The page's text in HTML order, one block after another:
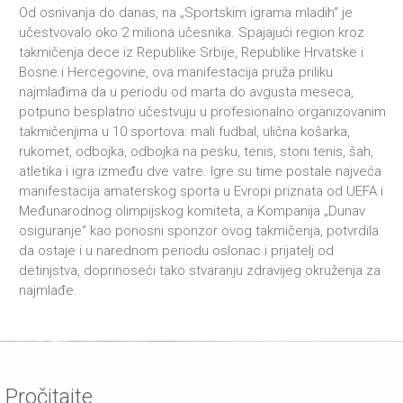
Od osnivanja do danas, na „Sportskim igrama mladih“ je
učestvovalo oko 2 miliona učesnika. Spajajući region kroz
takmičenja dece iz Republike Srbije, Republike Hrvatske i
Bosne i Hercegovine, ova manifestacija pruža priliku
najmlađima da u periodu od marta do avgusta meseca,
potpuno besplatno učestvuju u profesionalno organizovanim
takmičenjima u 10 sportova: mali fudbal, ulična košarka,
rukomet, odbojka, odbojka na pesku, tenis, stoni tenis, šah,
atletika i igra između dve vatre. Igre su time postale najveća
manifestacija amaterskog sporta u Evropi priznata od UEFA i
Međunarodnog olimpijskog komiteta, a Kompanija „Dunav
osiguranje“ kao ponosni sponzor ovog takmičenja, potvrdila
da ostaje i u narednom periodu oslonac i prijatelj od
detinjstva, doprinoseći tako stvaranju zdravijeg okruženja za
najmlađe.
Pročitajte